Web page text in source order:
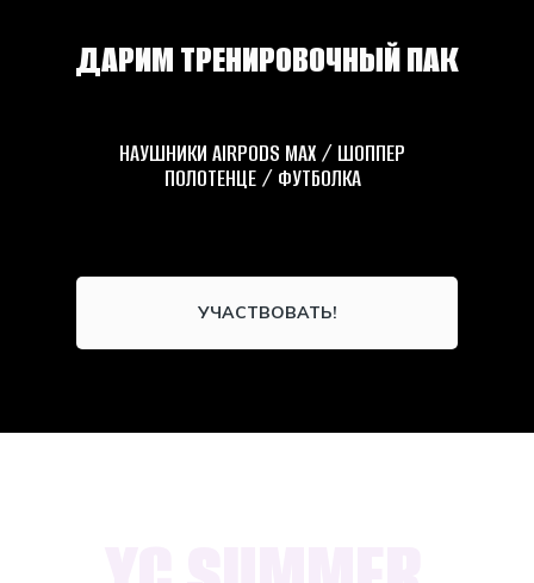
ДАРИМ ТРЕНИРОВОЧНЫЙ ПАК
НАУШНИКИ AIRPODS MAX / ШОППЕР
ПОЛОТЕНЦЕ / ФУТБОЛКА
УЧАСТВОВАТЬ!